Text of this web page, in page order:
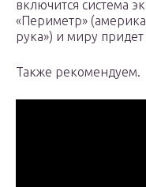
включится система
«Периметр»
рука») и миру
Также рекомендуем.